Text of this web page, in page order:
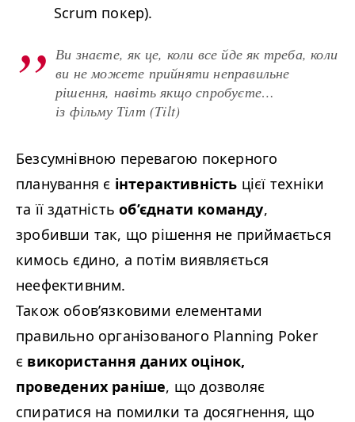
Scrum покер).
Ви знаєте, як це, коли все йде як треба, коли
ви не можете прийняти неправильне
рішення, навіть якщо спробуєте…
із фільму Тілт (Tilt)
Безсумнівною перевагою покерного
планування є інтерактивність цієї техніки
та її здатністьоб’єднати команду,
зробивши так, що рішення не приймається
кимось єдино, а потім виявляється
неефективним.
Також обов’язковими елементами
правильно організованого Plan­ning Pok­er
є використання даних оцінок,
проведених раніше, що дозволяє
спиратися на помилки та досягнення, що